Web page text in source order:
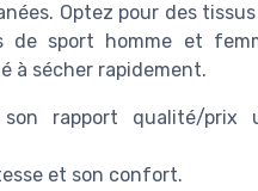
Optez pour des
de sport homme et
à sécher rapidement.
rapport qualité/prix
et son confort.